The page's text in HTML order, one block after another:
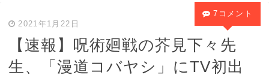
2021年1月22日
【速報】呪術廻戦の芥見下々先
生、「漫道コバヤシ」にTV初出
7コメント